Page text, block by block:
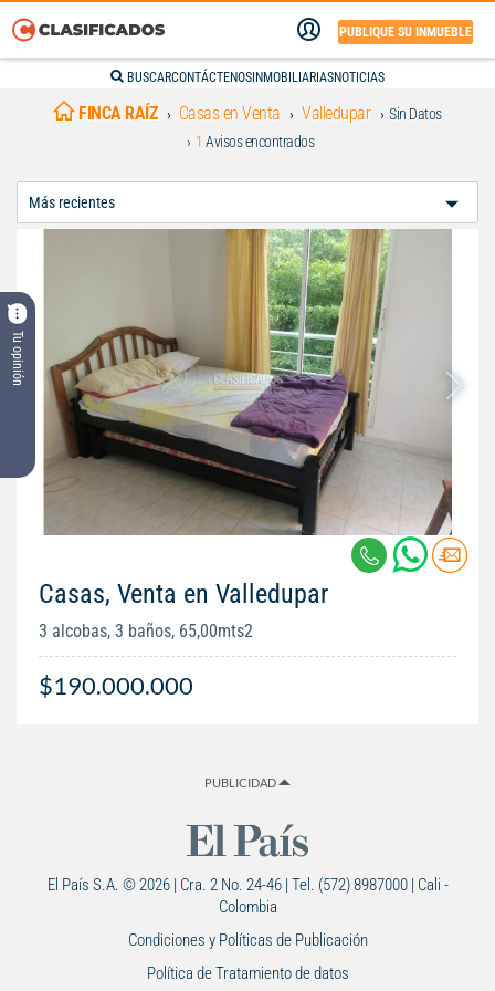
PUBLIQUE SU INMUEBLE
BUSCARCONTÁCTENOS INMOBILIARIASNOTICIAS
Tu opinión
FINCA RAÍZ Casas en Venta Valledupar
Sin Datos
1 Avisos encontrados
Casas, Venta en Valledupar
3 alcobas, 3 baños, 65,00mts2
$190.000.000
PUBLICIDAD
El País S.A. © 2026 | Cra. 2 No. 24-46 | Tel. (572) 8987000 | Cali -
Colombia
Condiciones y Políticas de Publicación
Política de Tratamiento de datos